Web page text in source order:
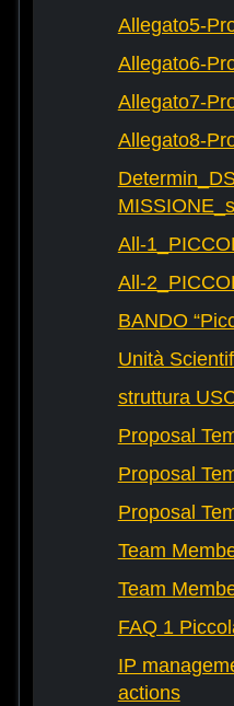
Allegato5-
Allegato6-
Allegato7-
Allegato8-
All-
All-
BANDO
Unità
struttura
Proposal
Proposal
Proposal
Team
Team
FAQ 1
IP
actions